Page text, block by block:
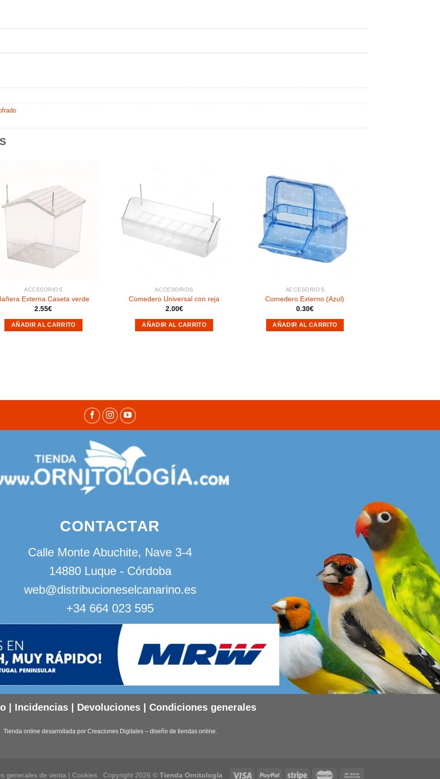
Añadir
ACCESORIOS
Externa Caseta verde
2.55€
AÑADIR AL CARRITO
Añadir
lista de
deseos
ACCESORIOS
Comedero Universal con reja
2.00€
AÑADIR AL CARRITO
Añadir
a la
lista de
deseos
ACCESORIOS
Comedero Externo (Azul)
0.30€
AÑADIR AL CARRITO
CONTACTAR
Calle Monte Abuchite, Nave 3-4
14880 Luque - Córdoba
web@distribucioneselcanarino.es
+34 664 023 595
Incidencias Devoluciones Condiciones generales
Tienda online desarrollada por Creaciones Digitales – diseño de tiendas online.
generales de venta | CookiesCopyright 2026 © Tienda Ornitología